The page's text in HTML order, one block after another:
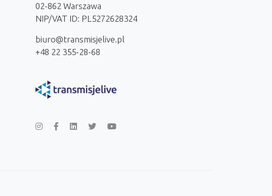
02-862 Warszawa
NIP/VAT ID: PL5272628324
biuro@transmisjelive.pl
+48 22 355-28-68